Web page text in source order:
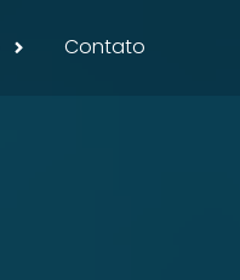
Contato